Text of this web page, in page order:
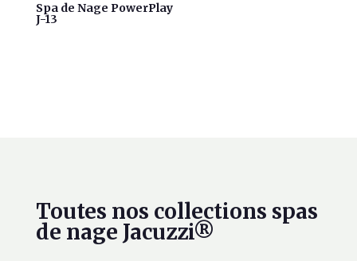
Spa de Nage PowerPlay
J-13
Toutes nos collections spas
de nage Jacuzzi®